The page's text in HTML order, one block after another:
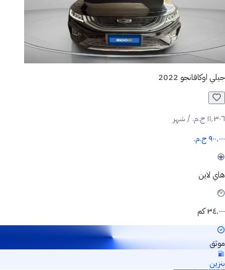
جيلي اوكافانجو 2022
١١٬٣٠٦ ج.م.‏ / شهر
٩٠٠٬٠٠٠ ج.م.‏
هاي لاين
٣٤٬٠٠٠ كم
موثق
بنزين